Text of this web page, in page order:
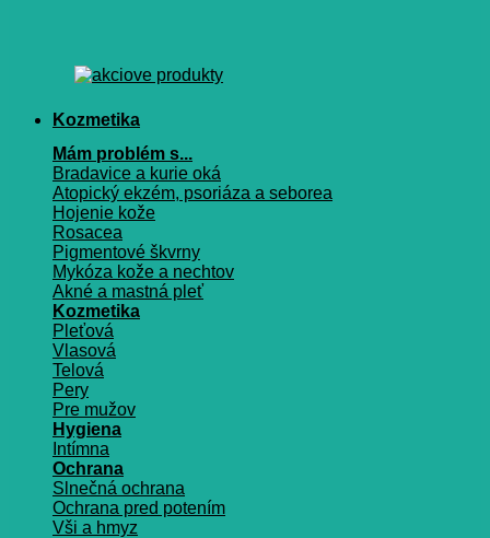
Kozmetika
Mám problém s...
Bradavice a kurie oká
Atopický ekzém, psoriáza a seborea
Hojenie kože
Rosacea
Pigmentové škvrny
Mykóza kože a nechtov
Akné a mastná pleť
Kozmetika
Pleťová
Vlasová
Telová
Pery
Pre mužov
Hygiena
Intímna
Ochrana
Slnečná ochrana
Ochrana pred potením
Vši a hmyz